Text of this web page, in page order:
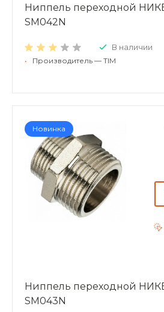
Ниппель переходной
SM042N
В наличии
• Производитель — TIM
Новинка
Ниппель переходной
SM043N